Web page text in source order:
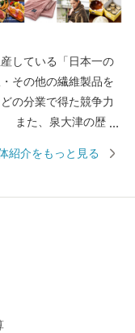
している「日本一の
その他の繊維製品を
の分業で得た競争力
また、泉大津の歴史
、随筆や紀行の中に
隣接しています。西
島を望むことができ
紹介をもっと見る